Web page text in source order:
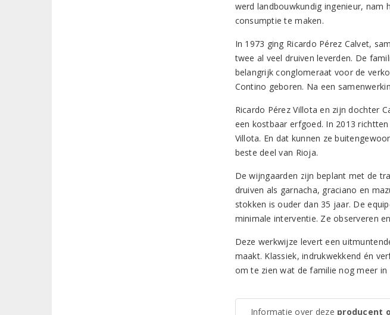
werd landbouwkundig ingenieur,
consumptie te maken.
In 1973 ging Ricardo Pérez Calvet,
twee al veel druiven leverden. De
belangrijk conglomeraat voor de
Contino geboren. Na een
Ricardo Pérez Villota en zijn dochter
een kostbaar erfgoed. In 2013
Villota. En dat kunnen ze
beste deel van Rioja.
De wijngaarden zijn beplant met de
druiven als garnacha, graciano en
stokken is ouder dan 35 jaar. De
minimale interventie. Ze observeren
Deze werkwijze levert een
maakt. Klassiek, indrukwekkend én
om te zien wat de familie nog meer
Informatie over deze producent